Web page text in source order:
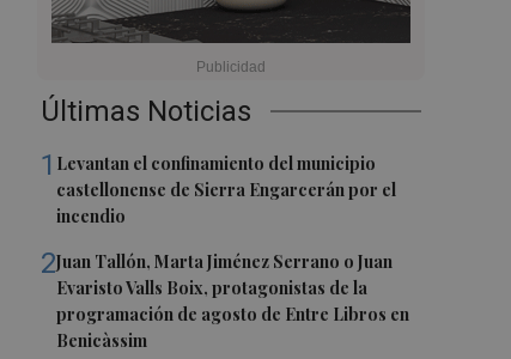
Últimas Noticias
1 Levantan el confinamiento del municipio
castellonense de Sierra Engarcerán por el
incendio
2Juan Tallón, Marta Jiménez Serrano o Juan
Evaristo Valls Boix, protagonistas de la
programación de agosto de Entre Libros en
Benicàssim